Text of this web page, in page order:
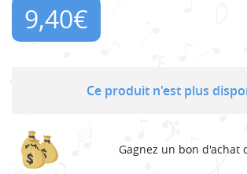
9,40€
Ce produit n'est plus
Gagnez un bon d'achat